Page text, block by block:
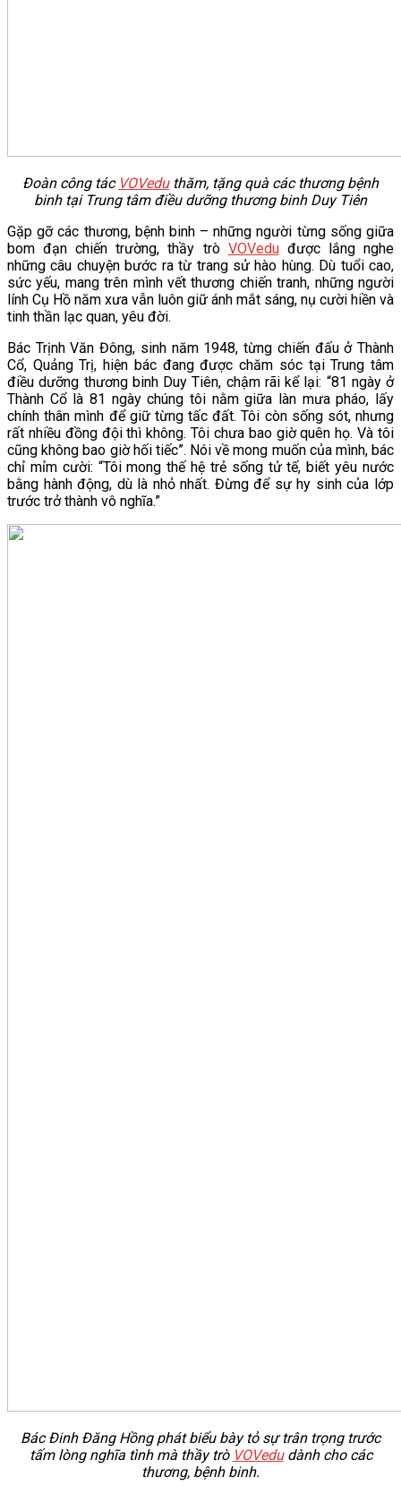
Đoàn công tác VOVeduthăm, tặng quà các thương bệnh
binh tại Trung tâm điều dưỡng thương binh Duy Tiên
Gặp gỡ các thương, bệnh binh – những người từng sống giữa
bom đạn chiến trường, thầy trò VOVeduđược lắng nghe
những câu chuyện bước ra từ trang sử hào hùng. Dù tuổi cao,
sức yếu, mang trên mình vết thương chiến tranh, những người
lính Cụ Hồ năm xưa vẫn luôn giữ ánh mắt sáng, nụ cười hiền và
tinh thần lạc quan, yêu đời.
Bác Trịnh Văn Đông, sinh năm 1948, từng chiến đấu ở Thành
Cổ, Quảng Trị, hiện bác đang được chăm sóc tại Trung tâm
điều dưỡng thương binh Duy Tiên, chậm rãi kể lại: “81 ngày ở
Thành Cổ là 81 ngày chúng tôi nằm giữa làn mưa pháo, lấy
chính thân mình để giữ từng tấc đất. Tôi còn sống sót, nhưng
rất nhiều đồng đội thì không. Tôi chưa bao giờ quên họ. Và tôi
cũng không bao giờ hối tiếc”. Nói về mong muốn của mình, bác
chỉ mỉm cười: “Tôi mong thế hệ trẻ sống tử tế, biết yêu nước
bằng hành động, dù là nhỏ nhất. Đừng để sự hy sinh của lớp
trước trở thành vô nghĩa.”
Bác Đinh Đăng Hồng phát biểu bày tỏ sự trân trọng trước
tấm lòng nghĩa tình mà thầy trò VOVedudành cho các
thương, bệnh binh.